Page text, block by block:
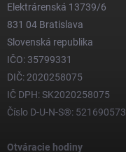
Elektrárenská 13739/6
831 04 Bratislava
Slovenská republika
IČO: 35799331
DIČ: 2020258075
IČ DPH: SK2020258075
Číslo D-U-N-S®: 521690573
Otváracie hodiny